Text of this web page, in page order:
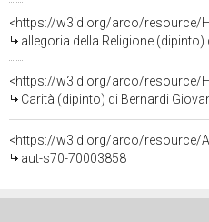
<https://w3id.org/arco/resource/
allegoria della Religione
<https://w3id.org/arco/resource/
Carità (dipinto) di Bernardi
<https://w3id.org/arco/resource/
aut-s70-70003858